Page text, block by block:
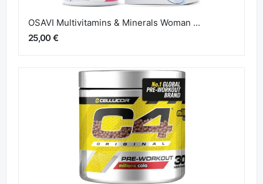
OSAVI Multivitamins & Minerals Woman ...
25,00 €